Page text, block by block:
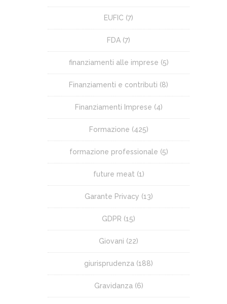
EUFIC (7)
FDA (7)
finanziamenti alle imprese (5)
Finanziamenti e contributi (8)
Finanziamenti Imprese (4)
Formazione (425)
formazione professionale (5)
future meat (1)
Garante Privacy (13)
GDPR (15)
Giovani (22)
giurisprudenza (188)
Gravidanza (6)